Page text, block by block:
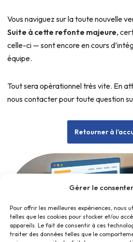
Gérer le
Pour offrir les meilleures expériences, nous
telles que les cookies pour stocker et/ou
appareils. Le fait de consentir à ces
traiter des données telles que le
Vous naviguez sur la toute nouvelle
Suite à cette refonte majeure,
celle-ci — sont encore en cours
équipe.
Tout sera opérationnel très vite. En
nous contacter pour toute question
Retourner à